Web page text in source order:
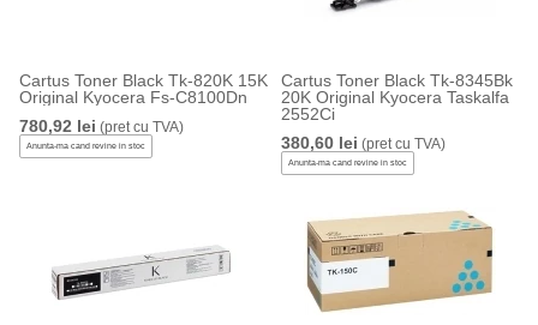
Cartus Toner Black Tk-820K 15K
Original Kyocera Fs-C8100Dn
780,92 lei (pret cu TVA)
Anunta-ma cand revine in stoc
Cartus Toner Black Tk-8345Bk
20K Original Kyocera Taskalfa
2552Ci
380,60 lei (pret cu TVA)
Anunta-ma cand revine in stoc